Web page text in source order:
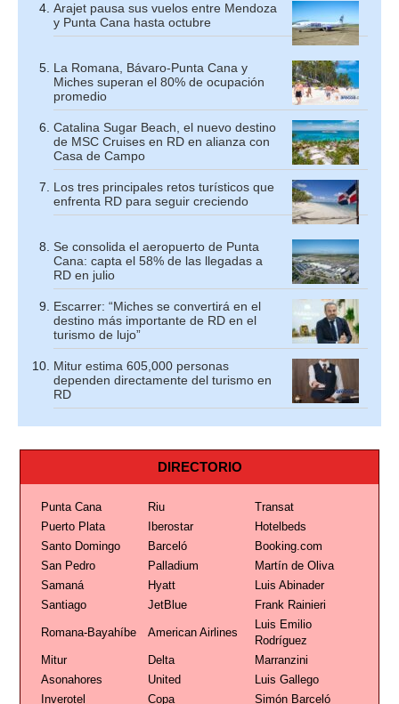
Arajet pausa sus vuelos entre Mendoza
y Punta Cana hasta octubre
La Romana, Bávaro-Punta Cana y
Miches superan el 80% de ocupación
promedio
Catalina Sugar Beach, el nuevo destino
de MSC Cruises en RD en alianza con
Casa de Campo
Los tres principales retos turísticos que
enfrenta RD para seguir creciendo
Se consolida el aeropuerto de Punta
Cana: capta el 58% de las llegadas a
RD en julio
Escarrer: “Miches se convertirá en el
destino más importante de RD en el
turismo de lujo”
Mitur estima 605,000 personas
dependen directamente del turismo en
RD
DIRECTORIO
Punta Cana Riu
Transat
Puerto Plata
Iberostar
Hotelbeds
Santo Domingo
Barceló
Booking.com
San Pedro
Palladium
Martín de Oliva
Samaná
Hyatt
Luis Abinader
Santiago
JetBlue Frank Rainieri
Romana-Bayahíbe American Airlines
Luis Emilio
Rodríguez
Mitur
Delta
Marranzini
Asonahores
United
Luis Gallego
Inverotel
Copa Simón Barceló